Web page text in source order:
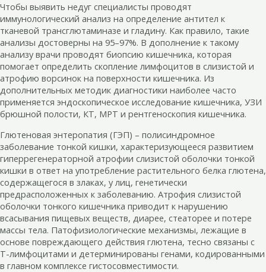
Чтобы выявить недуг специалисты проводят
иммунологический анализ на определение антител к
тканевой трансглютаминазе и гладину. Как правило, такие
анализы достоверны на 95–97%. В дополнение к такому
анализу врачи проводят биопсию кишечника, которая
помогает определить скопление лимфоцитов в слизистой и
атрофию ворсинок на поверхности кишечника. Из
дополнительных методик диагностики наиболее часто
применяется эндоскопическое исследование кишечника, УЗИ
брюшной полости, КТ, МРТ и рентгеноскопия кишечника.
Глютеновая энтеропатия (ГЭП) – полисиндромное
заболевание тонкой кишки, характеризующееся развитием
гиперрегенераторной атрофии слизистой оболочки тонкой
кишки в ответ на употребление растительного белка глютена,
содержащегося в злаках, у лиц, генетически
предрасположенных к заболеванию. Атрофия слизистой
оболочки тонкого кишечника приводит к нарушению
всасывания пищевых веществ, диарее, стеаторее и потере
массы тела. Патофизиологические механизмы, лежащие в
основе повреждающего действия глютена, тесно связаны с
Т-лимфоцитами и детерминированы генами, кодированными
в главном комплексе гистосовместимости.